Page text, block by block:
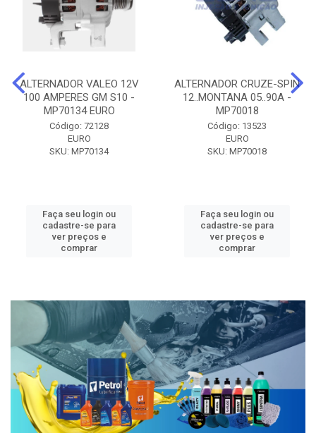
ALTERNADOR VALEO 12V
100 AMPERES GM S10 -
MP70134 EURO
Código: 72128
EURO
SKU: MP70134
Faça seu login ou
cadastre-se para
ver preços e
comprar
ALTERNADOR CRUZE-SPIN
12..MONTANA 05..90A -
MP70018
Código: 13523
EURO
SKU: MP70018
Faça seu login ou
cadastre-se para
ver preços e
comprar